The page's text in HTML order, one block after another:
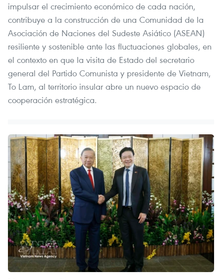
impulsar el crecimiento económico de cada nación,
contribuye a la construcción de una Comunidad de la
Asociación de Naciones del Sudeste Asiático (ASEAN)
resiliente y sostenible ante las fluctuaciones globales, en
el contexto en que la visita de Estado del secretario
general del Partido Comunista y presidente de Vietnam,
To Lam, al territorio insular abre un nuevo espacio de
cooperación estratégica.